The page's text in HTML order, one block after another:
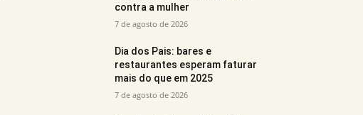
contra a mulher
7 de agosto de 2026
Dia dos Pais: bares e
restaurantes esperam faturar
mais do que em 2025
7 de agosto de 2026